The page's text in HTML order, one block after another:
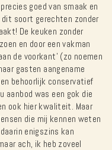
goed van smaak en
soort gerechten zonder
De keuken zonder
en door een vakman
de voorkant’ (zo noemen
gasten aangename
behoorlijk conservatief
aanbod was een gok die
ook hier kwaliteit. Maar
die mij kennen weten
enigszins kan
ach, ik heb zoveel